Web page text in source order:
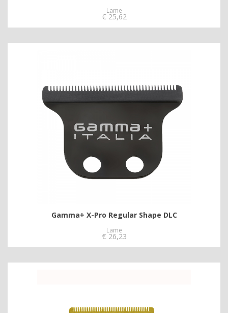
Lame
€ 25,62
Gamma+ X-Pro Regular Shape DLC
Lame
€ 26,23